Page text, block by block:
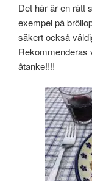
Det här är en rätt
exempel på
säkert också
Rekommenderas
åtanke!!!!